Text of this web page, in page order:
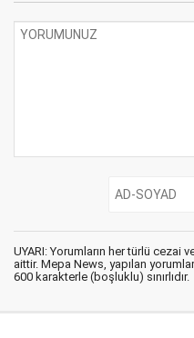
UYARI: Yorumların her türlü cezai
aittir. Mepa News, yapılan
600 karakterle (boşluklu) sınırlıdır.